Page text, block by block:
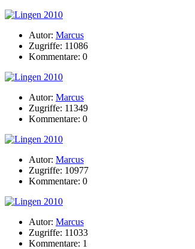
Autor: Marcus
Zugriffe: 11086
Kommentare: 0
Autor: Marcus
Zugriffe: 11349
Kommentare: 0
Autor: Marcus
Zugriffe: 10977
Kommentare: 0
Autor: Marcus
Zugriffe: 11033
Kommentare: 1